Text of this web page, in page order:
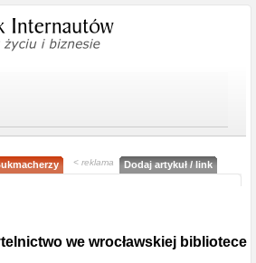
< reklama Dodaj artykuł / link
we wrocławskiej bibliotece